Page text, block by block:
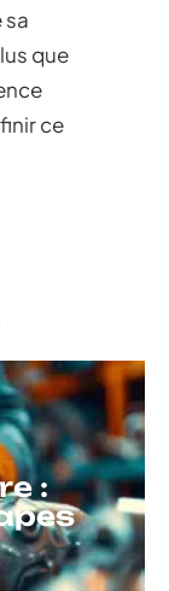
sa
que
ce
: